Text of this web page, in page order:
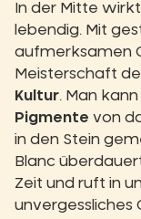
In der Mitte
lebendig. Mit
aufmerksamen
Meisterschaft
Kultur. Man
Pigmente von
in den Stein
Blanc
Zeit und ruft in
unvergessliches